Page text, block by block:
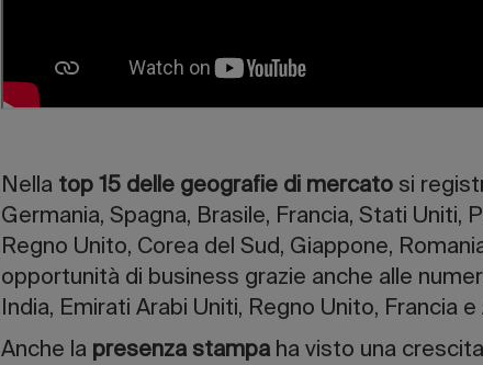
Nella top 15 delle geografie di mercato si
Germania, Spagna, Brasile, Francia, Stati Uniti,
Regno Unito, Corea del Sud, Giappone,
opportunità di business grazie anche alle
India, Emirati Arabi Uniti, Regno Unito, Francia e
Anche la presenza stampa ha visto una